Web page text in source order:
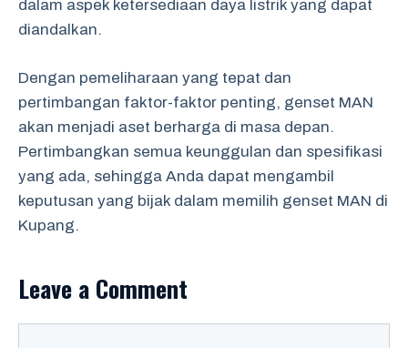
dalam aspek ketersediaan daya listrik yang dapat
diandalkan.
Dengan pemeliharaan yang tepat dan
pertimbangan faktor-faktor penting, genset MAN
akan menjadi aset berharga di masa depan.
Pertimbangkan semua keunggulan dan spesifikasi
yang ada, sehingga Anda dapat mengambil
keputusan yang bijak dalam memilih genset MAN di
Kupang.
Leave a Comment